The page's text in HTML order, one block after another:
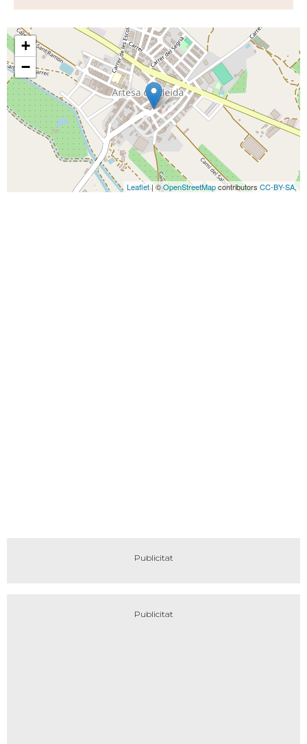
+
−
Leaflet| ©OpenStreetMapcontributors CC-BY-SA,